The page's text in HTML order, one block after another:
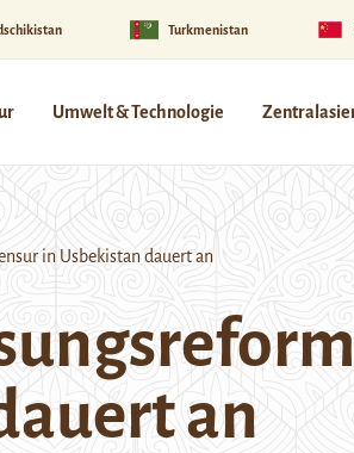
Turkmenistan
Umwelt & Technologie
in Usbekistan dauert an
an